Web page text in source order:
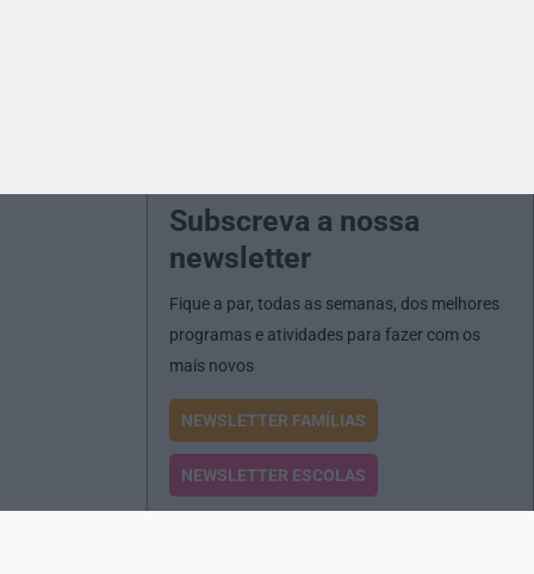
Subscreva a nossa
newsletter
Fique a par, todas as semanas, dos melhores
programas e atividades para fazer com os
mais novos
NEWSLETTER FAMÍLIAS
NEWSLETTER ESCOLAS